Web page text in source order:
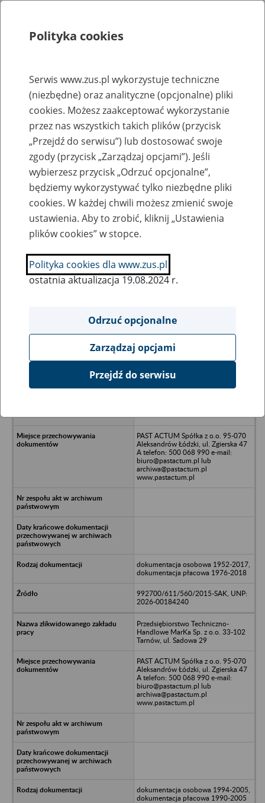
Rejestry, ewidencje i archiwa
Baza zlikwidowanych lub
przekształconych zakładów pracy
Nazwa zakładu pracy:
SZUKAJ
Ukryj wszystkie pozycje bazy
Przedsiębiorstwo Komunikacji
PAST ACTUM Spółka z o.o. 95-070
Aleksandrów Łódzki, ul. Zgierska 47
A telefon: 500 068 990 e-mail:
biuro@pastactum.pl lub
archiwa@pastactum.pl
www.pastactum.pl
dokumentacja osobowa 1952-2017,
dokumentacja płacowa 1976-2018
992700/611/560/2015-SAK, UNP:
2026-00184240
Przedsiębiorstwo Techniczno-
Handlowe MarKa Sp. z o.o. 33-102
Tarnów, ul. Sadowa 29
PAST ACTUM Spółka z o.o. 95-070
Aleksandrów Łódzki, ul. Zgierska 47
A telefon: 500 068 990 e-mail:
biuro@pastactum.pl lub
archiwa@pastactum.pl
www.pastactum.pl
dokumentacja osobowa 1994-2005,
dokumentacja płacowa 1990-2005
Polityka cookies
Serwis www.zus.pl wykorzystuje techniczne
(niezbędne) oraz analityczne (opcjonalne) pliki
cookies. Możesz zaakceptować wykorzystanie
przez nas wszystkich takich plików (przycisk
„Przejdź do serwisu”) lub dostosować swoje
zgody (przycisk „Zarządzaj opcjami”). Jeśli
wybierzesz przycisk „Odrzuć opcjonalne”,
będziemy wykorzystywać tylko niezbędne pliki
cookies. W każdej chwili możesz zmienić swoje
ustawienia. Aby to zrobić, kliknij „Ustawienia
plików cookies” w stopce.
Polityka cookies dla www.zus.pl
ostatnia aktualizacja 19.08.2024 r.
Odrzuć opcjonalne
Zarządzaj opcjami
Przejdź do serwisu